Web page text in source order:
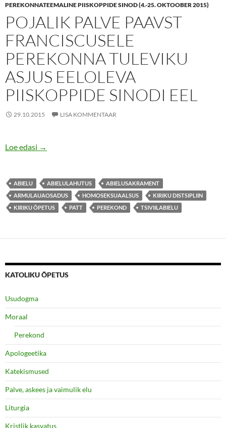
PEREKONNATEEMALINE PIISKOPPIDE SINOD (4.-25. OKTOOBER 2015)
POJALIK PALVE PAAVST
FRANCISCUSELE
PEREKONNA TULEVIKU
ASJUS EELOLEVA
PIISKOPPIDE SINODI EEL
29.10.2015 LISA KOMMENTAAR
Loe edasi Pojalik palve paavst Franciscusele perekonna
→
ABIELU ABIELULAHUTUS
ABIELUSAKRAMENT
ARMULAUAOSADUS
HOMOSEKSUAALSUS
KIRIKU DISTSIPLIIN
KIRIKU ÕPETUS
PATT PEREKOND TSIVIILABIELU
KATOLIKU ÕPETUS
Usudogma
Moraal
Perekond
Apologeetika
Katekismused
Palve, askees ja vaimulik elu
Liturgia
Kristlik kasvatus